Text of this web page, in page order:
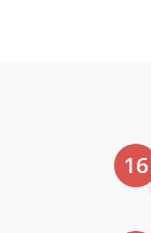
16